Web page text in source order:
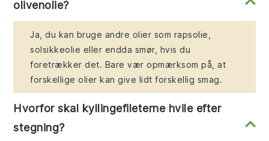
olivenolie?
Ja, du kan bruge andre olier som rapsolie,
solsikkeolie eller endda smør, hvis du
foretrækker det. Bare vær opmærksom på, at
forskellige olier kan give lidt forskellig smag.
Hvorfor skal kyllingefileterne hvile efter
stegning?